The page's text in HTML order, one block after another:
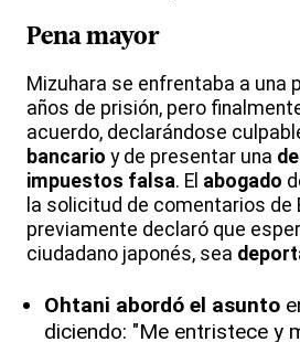
Pena mayor
Mizuhara se enfrentaba a una
años de prisión, pero
acuerdo, declarándose
bancario y de presentar una
impuestos falsa. El abogado
la solicitud de comentarios de
previamente declaró que
ciudadano japonés, sea
Ohtani abordó el asunto
diciendo: "Me entristece y